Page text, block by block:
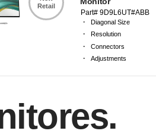
Retail
Part# 9D9L6UT#ABB
· Diagonal Size
· Resolution
· Connectors
· Adjustments